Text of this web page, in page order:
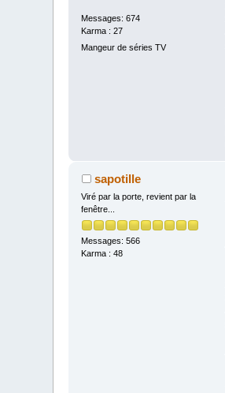
Messages: 674
Karma : 27
Mangeur de séries TV
sapotille
Viré par la porte, revient par la
fenêtre...
Messages: 566
Karma : 48